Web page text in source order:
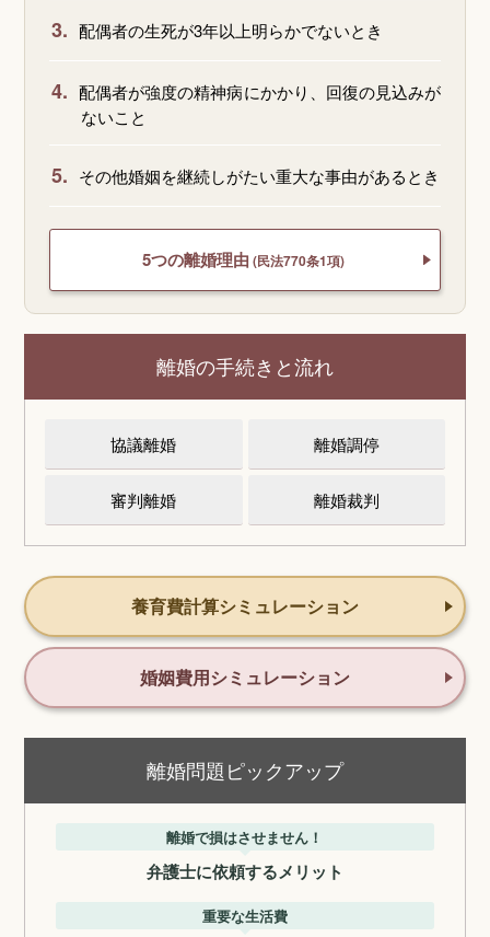
3. 配偶者の生死が3年以上明らかでないとき
4. 配偶者が強度の精神病にかかり、回復の見込みが
ないこと
5. その他婚姻を継続しがたい重大な事由があるとき
5つの離婚理由 (民法770条1項)
離婚の手続きと流れ
協議離婚 離婚調停
審判離婚 離婚裁判
養育費計算シミュレーション
婚姻費用シミュレーション
離婚問題ピックアップ
離婚で損はさせません！
弁護士に依頼するメリット
重要な生活費